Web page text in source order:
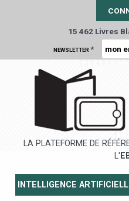
15 462 Livres
NEWSLETTER *
LA PLATEFORME DE
L'
INTELLIGENCE